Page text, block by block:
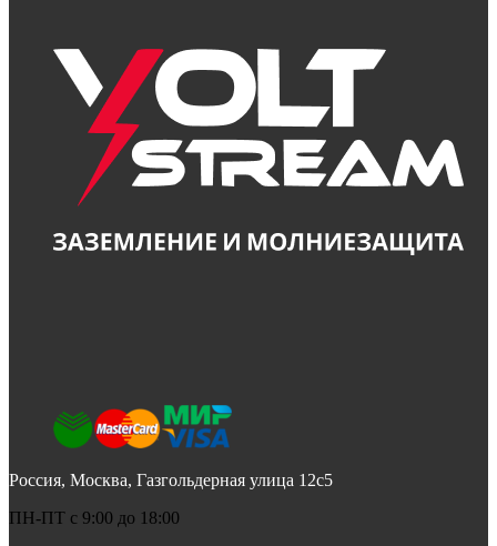
Россия, Москва, Газгольдерная улица 12с5
ПН-ПТ c 9:00 до 18:00